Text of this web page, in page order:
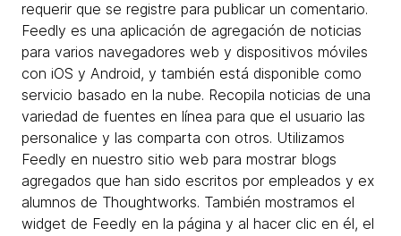
requerir que se registre para publicar un comentario.
Feedly es una aplicación de agregación de noticias
para varios navegadores web y dispositivos móviles
con iOS y Android, y también está disponible como
servicio basado en la nube. Recopila noticias de una
variedad de fuentes en línea para que el usuario las
personalice y las comparta con otros. Utilizamos
Feedly en nuestro sitio web para mostrar blogs
agregados que han sido escritos por empleados y ex
alumnos de Thoughtworks. También mostramos el
widget de Feedly en la página y al hacer clic en él, el